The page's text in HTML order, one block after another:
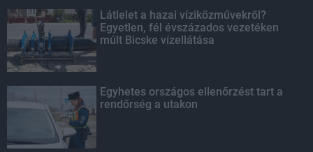
Látlelet a hazai víziközművekről?
Egyetlen, fél évszázados vezetéken
múlt Bicske vízellátása
Egyhetes országos ellenőrzést tart a
rendőrség a utakon